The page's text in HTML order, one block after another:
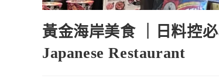
黃金海岸美食 ｜日料控
Japanese Restaurant